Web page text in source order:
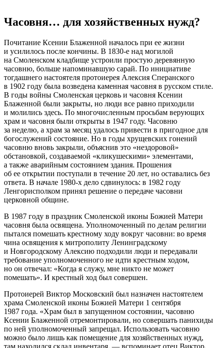
Часовня… для хозяйственных нужд?
Почитание Ксении Блаженной началось при ее жизни
и усилилось после кончины. В 1830-е над могилой
на Смоленском кладбище устроили простую деревянную
часовню, больше напоминавшую сарай. По инициативе
тогдашнего настоятеля протоиерея Алексия Сперанского
в 1902 году была возведена каменная часовня в русском стиле.
В годы войны Смоленская церковь и часовня Ксении
Блаженной были закрыты, но люди все равно приходили
и молились здесь. По многочисленным просьбам верующих
храм и часовня были открыты в 1947 году. Часовню
за неделю, а храм за месяц удалось привести в пригодное для
богослужений состояние. Но в годы хрущевских гонений
часовню вновь закрыли, объяснив это «нездоровой»
обстановкой, создаваемой «кликушескими» элементами,
а также аварийным состоянием здания. Прошения
об ее открытии поступали в течение 20 лет, но оставались без
ответа. В начале 1980-х дело сдвинулось: в 1982 году
Ленгорисполком принял решение о передаче часовни
церковной общине.
В 1987 году в праздник Смоленской иконы Божией Матери
часовня была освящена. Уполномоченный по делам религии
пытался помешать крестному ходу вокруг часовни: во время
чина освящения к митрополиту Ленинградскому
и Новгородскому Алексию подходили люди и передавали
требование уполномоченного не идти крестным ходом,
но он отвечал: «Когда я служу, мне никто не может
помешать». И крестный ход был совершен.
Протоиерей Виктор Московский был назначен настоятелем
храма Смоленской иконы Божией Матери 1 сентября
1987 года. «Храм был в запущенном состоянии, часовню
Ксении Блаженной отремонтировали, но совершать панихиды
по ней уполномоченный запрещал. Использовать часовню
можно было лишь как помещение для хозяйственных нужд,
там находился склад инвентаря, — вспоминает отец Виктор.